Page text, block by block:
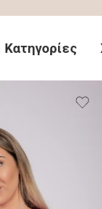
Κατηγορίες